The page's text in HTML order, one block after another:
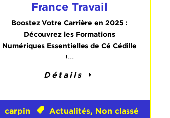
France Travail
Boostez Votre Carrière en 2025 :
Découvrez les Formations
Numériques Essentielles de Cé Cédille
!...
Détails
carpin Actualités, Non classé